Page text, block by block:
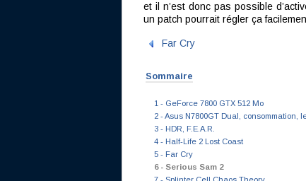
et il n’est donc pas possible
un patch pourrait régler ça
Far Cry
Sommaire
1 - GeForce 7800 GTX 512 Mo
2 - Asus N7800GT Dual, consommation,
3 - HDR, F.E.A.R.
4 - Half-Life 2 Lost Coast
5 - Far Cry
6 - Serious Sam 2